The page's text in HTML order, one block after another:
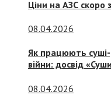
Ціни на АЗС скоро
08.04.2026
Як працюють
війни: досвід
08.04.2026